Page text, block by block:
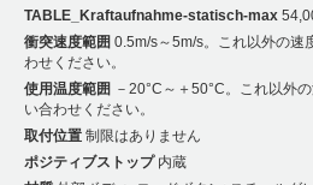
TABLE_Kraftaufnahme-statisch-max
衝突速度範囲 0.5m/s～5m/s。これ以外の速
わせください。
使用温度範囲 －20°C～＋50°C。これ以外
い合わせください。
取付位置 制限はありません
ポジティブストップ内蔵